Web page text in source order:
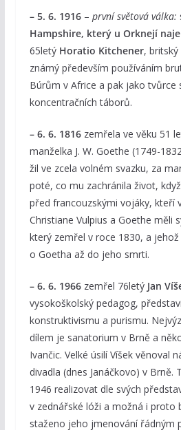
– 5. 6. 1916– první světová válka:
Hampshire, který u Orknejí
65letý Horatio Kitchener, britský
známý především používáním
Búrům v Africe a pak jako tvůrce
koncentračních táborů.
– 6. 6. 1816zemřela ve věku 51
manželka J. W. Goethe (1749-
žil ve zcela volném svazku, za
poté, co mu zachránila život,
před francouzskými vojáky, kteří
Christiane Vulpius a Goethe měli
který zemřel v roce 1830, a
o Goetha až do jeho smrti.
– 6. 6. 1966zemřel 76letý Jan
vysokoškolský pedagog,
konstruktivismu a purismu.
dílem je sanatorium v Brně a
Ivančic. Velké úsilí Víšek věnoval
divadla (dnes Janáčkovo) v Brně.
1946 realizovat dle svých
v zednářské lóži a možná i proto
staženo jeho jmenování řádným